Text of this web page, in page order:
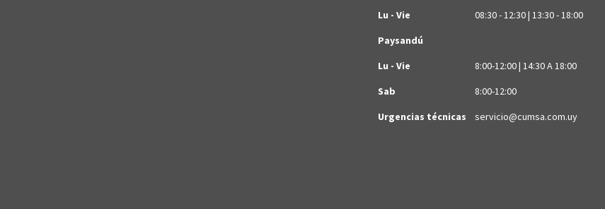
Lu - Vie
08:30 - 12:30 | 13:30 - 18:00
Paysandú
Lu - Vie
8:00-12:00 | 14:30 A 18:00
Sab
8:00-12:00
Urgencias técnicas
servicio@cumsa.com.uy